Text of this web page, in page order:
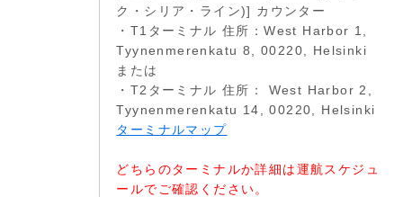
ク・シリア・ライン)] カウンター
・T1ターミナル 住所：West Harbor 1,
Tyynenmerenkatu 8, 00220, Helsinki
または
・T2ターミナル 住所： West Harbor 2,
Tyynenmerenkatu 14, 00220, Helsinki
ターミナルマップ
どちらのターミナルか詳細は運航スケジュ
ールでご確認ください。